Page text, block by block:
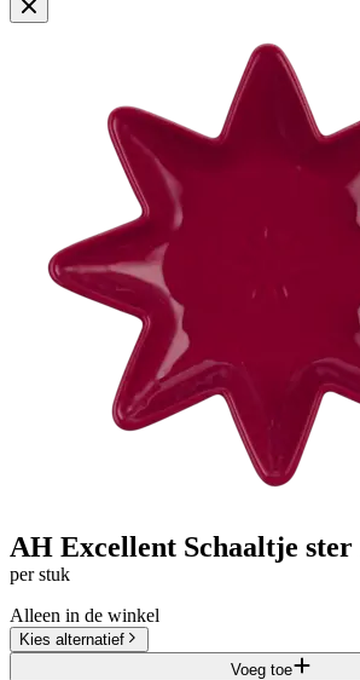
AH Excellent Schaaltje ster
per stuk
Alleen in de winkel
Kies alternatief
Voeg toe